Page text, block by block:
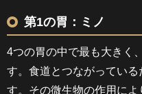
第1の胃：ミノ
4つの胃の中で最も大きく
す。食道とつながってい
す。その微生物の作用に